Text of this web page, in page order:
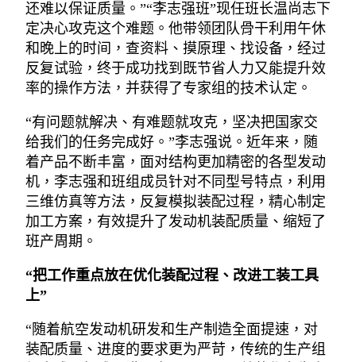
还难以保证质量。”“李志强班”现任班长温尚志下
定决心攻克这个难题。他带领团队骨干利用午休
和晚上的时间，查资料、摸原理、找设备，经过
反复试验，终于成功找到既节省人力又能提升效
率的操作方法，并获得了专家组的技术认定。
“有问题就解决、有难题就攻克，坚决把国家交
给我们的任务完成好。”李志强说。近年来，随
着产品不断丰富，面对结构更加精密的各型发动
机，李志强和班组成员针对不同型号特点，利用
三维仿真等方法，反复模拟装配过程，精心制定
加工方案，有效提升了发动机装配质量、缩短了
班产周期。
“把工作重点放在优化装配过程、改进工装工具
上”
“随着航空发动机研发和生产制造全面提速，对
装配质量、进度的要求更为严苛，传统的生产组